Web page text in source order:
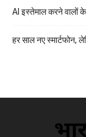
AI इस्तेमाल करने वालों
हर साल नए स्मार्टफोन,